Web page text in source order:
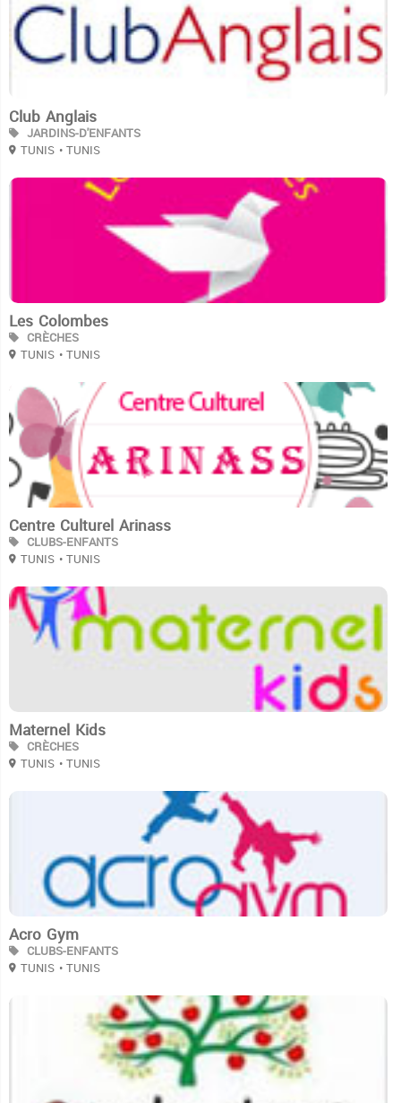
Club Anglais
JARDINS-D'ENFANTS
TUNIS • TUNIS
Les Colombes
CRÈCHES
TUNIS • TUNIS
3
Centre Culturel Arinass
CLUBS-ENFANTS
TUNIS • TUNIS
3
Maternel Kids
CRÈCHES
TUNIS • TUNIS
Acro Gym
CLUBS-ENFANTS
TUNIS • TUNIS